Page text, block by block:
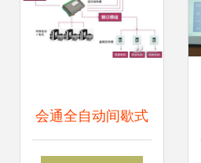
会通全自动间歇式